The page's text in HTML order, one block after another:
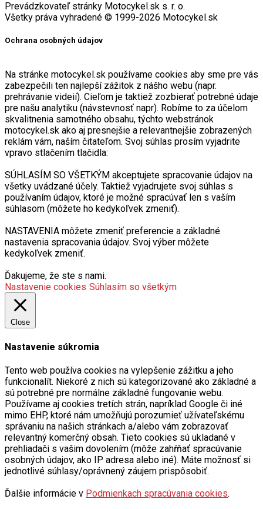
Prevádzkovateľ stránky Motocykel.sk s. r. o.
Všetky práva vyhradené © 1999-2026 Motocykel.sk
Ochrana osobných údajov
Na stránke motocykel.sk používame cookies aby sme pre vás
zabezpečili ten najlepší zážitok z nášho webu (napr.
prehrávanie videií). Cieľom je taktiež zozbierať potrebné údaje
pre našu analytiku (návstevnosť napr). Robíme to za účelom
skvalitnenia samotného obsahu, týchto webstránok
motocykel.sk ako aj presnejšie a relevantnejšie zobrazených
reklám vám, naším čitateľom. Svoj súhlas prosím vyjadrite
vpravo stlačením tlačidla:
SÚHLASÍM SO VŠETKÝM akceptujete spracovanie údajov na
všetky uvádzané účely. Taktiež vyjadrujete svoj súhlas s
používaním údajov, ktoré je možné spracúvať len s vaším
súhlasom (môžete ho kedykoľvek zmeniť).
NASTAVENIA môžete zmeniť preferencie a základné
nastavenia spracovania údajov. Svoj výber môžete
kedykoľvek zmeniť.
Ďakujeme, že ste s nami.
Nastavenie cookies Súhlasím so všetkým
Close
Nastavenie súkromia
Tento web používa cookies na vylepšenie zážitku a jeho
funkcionalít. Niekoré z nich sú kategorizované ako základné a
sú potrebné pre normálne základné fungovanie webu.
Používame aj cookies tretích strán, napríklad Google či iné
mimo EHP, ktoré nám umožňujú porozumieť užívateľskému
správaniu na našich stránkach a/alebo vám zobrazovať
relevantný komerčný obsah. Tieto cookies sú ukladané v
prehliadači s vašim dovolením (môže zahŕňať spracúvanie
osobných údajov, ako IP adresa alebo iné). Máte možnosť si
jednotlivé súhlasy/oprávnený záujem prispôsobiť.
Ďalšie informácie v Podmienkach spracúvania cookies.